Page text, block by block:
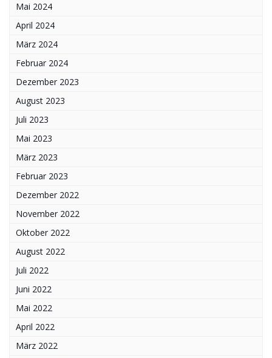
Mai 2024
April 2024
März 2024
Februar 2024
Dezember 2023
August 2023
Juli 2023
Mai 2023
März 2023
Februar 2023
Dezember 2022
November 2022
Oktober 2022
August 2022
Juli 2022
Juni 2022
Mai 2022
April 2022
März 2022